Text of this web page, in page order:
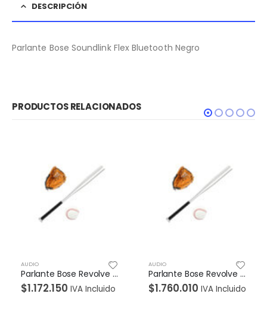
DESCRIPCIÓN
Parlante Bose Soundlink Flex Bluetooth Negro
PRODUCTOS RELACIONADOS
AUDIO
$1.760.010 IVA Incluido
AUDIO
$562.870 IVA Incluido